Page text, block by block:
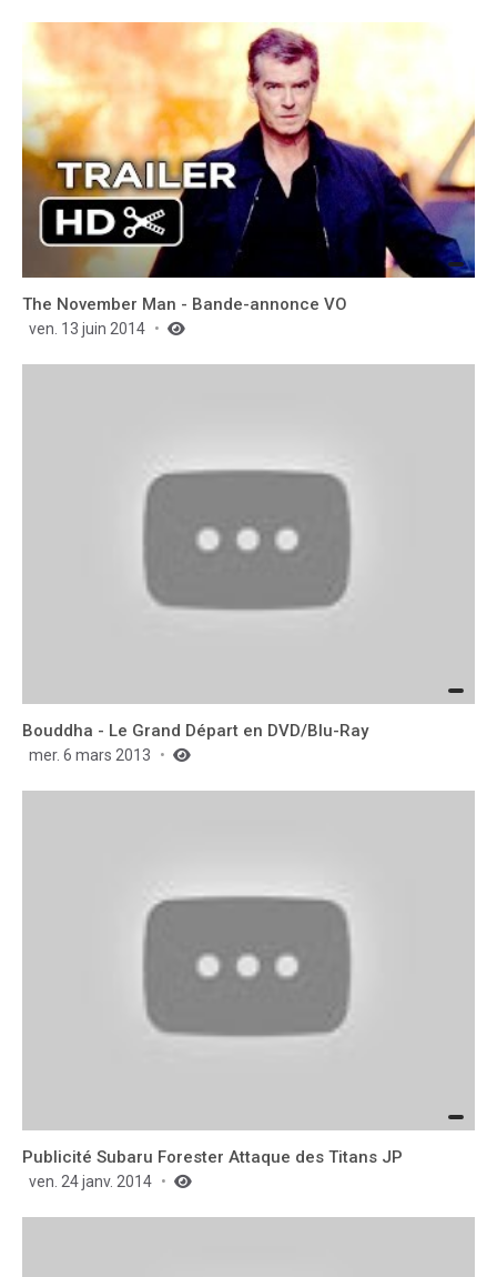
The November Man - Bande-annonce VO
ven. 13 juin 2014
Bouddha - Le Grand Départ en DVD/Blu-Ray
mer. 6 mars 2013
Publicité Subaru Forester Attaque des Titans JP
ven. 24 janv. 2014